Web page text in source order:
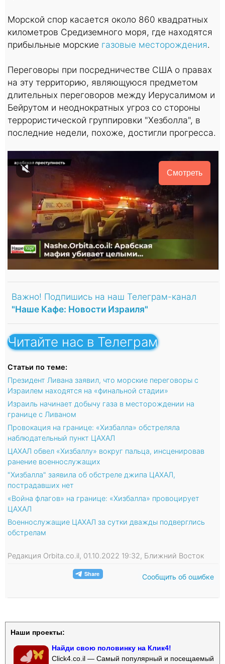
Морской спор касается около 860 квадратных
километров Средиземного моря, где находятся
прибыльные морские газовые месторождения.
Переговоры при посредничестве США о правах
на эту территорию, являющуюся предметом
длительных переговоров между Иерусалимом и
Бейрутом и неоднократных угроз со стороны
террористической группировки "Хезболла", в
последние недели, похоже, достигли прогресса.
Смотреть
Важно! Подпишись на наш Телеграм-канал
"Наше Кафе: Новости Израиля"
Читайте нас в Телеграм
Статьи по теме:
Президент Ливана заявил, что морские переговоры с
Израилем находятся на «финальной стадии»
Израиль начинает добычу газа в месторождении на
границе с Ливаном
Провокация на границе: «Хизбалла» обстреляла
наблюдательный пункт ЦАХАЛ
ЦАХАЛ обвел «Хизбаллу» вокруг пальца, инсценировав
ранение военнослужащих
"Хизбалла" заявила об обстреле джипа ЦАХАЛ,
пострадавших нет
«Война флагов» на границе: «Хизбалла» провоцирует
ЦАХАЛ
Военнослужащие ЦАХАЛ за сутки дважды подверглись
обстрелам
Редакция Orbita.co.il, 01.10.2022 19:32, Ближний Восток
Сообщить об ошибке
Наши проекты:
Найди свою половинку на Клик4!
Click4.co.il — Самый популярный и посещаемый